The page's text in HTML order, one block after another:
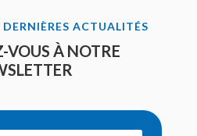
ACTUALITÉS
VOUS À NOTRE